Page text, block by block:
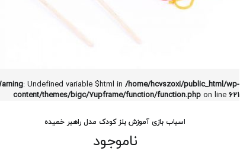
: Undefined variable $html in /home/hcvszoxi/public_html/wp-
content/themes/bigc/7upframe/function/function.php on line 621
اسباب بازی آموزش بلز کودک مدل راهبر خمیده
ناموجود